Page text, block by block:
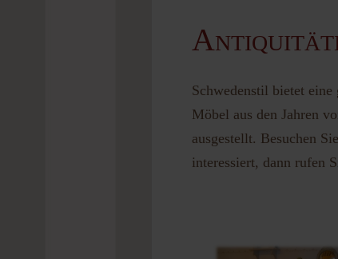
Schwedenstil bietet eine
Möbel aus den Jahren
ausgestellt. Besuchen
interessiert, dann rufen